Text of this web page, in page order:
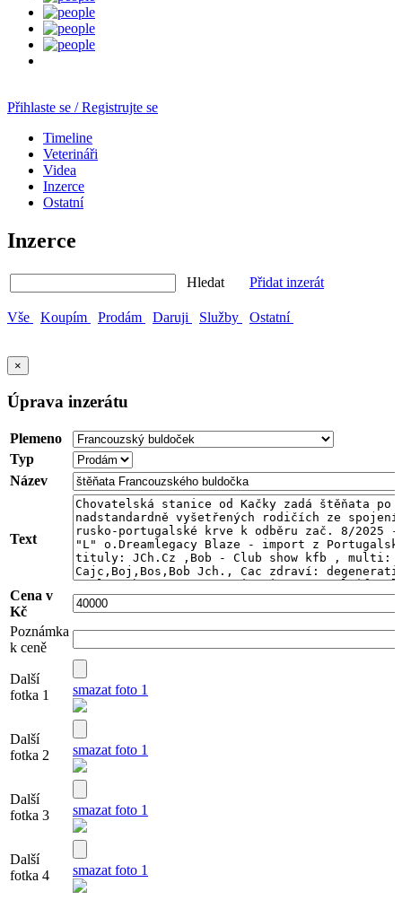
Přihlaste se / Registrujte se
Timeline
Veterináři
Videa
Inzerce
Ostatní
Inzerce
Hledat Přidat inzerát
Vše Koupím Prodám Daruji Služby Ostatní
×
Úprava inzerátu
Plemeno
Typ
Název
Text
Cena v
Kč
Poznámka
k ceně
Další
fotka 1
smazat foto 1
Další
fotka 2
smazat foto 1
Další
fotka 3
smazat foto 1
Další
fotka 4
smazat foto 1